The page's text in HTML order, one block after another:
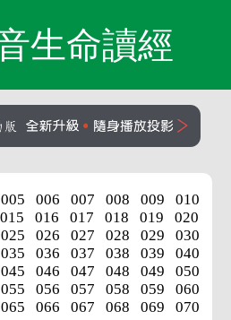
生命讀經
005 006 007 008 009
010
015 016 017 018 019
020
025 026 027 028 029
030
035 036 037 038 039
040
045 046 047 048 049
050
055 056 057 058 059
060
065 066 067 068 069 070